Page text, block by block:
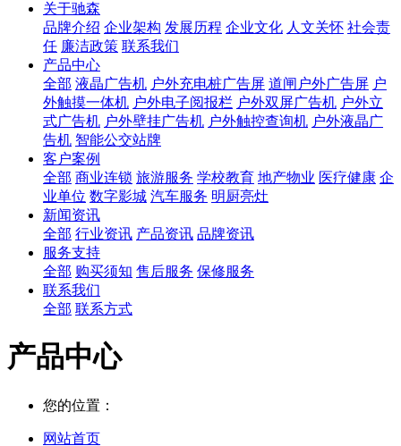
关于驰森
品牌介绍 企业架构 发展历程 企业文化 人文关怀 社会责
任 廉洁政策 联系我们
产品中心
全部 液晶广告机 户外充电桩广告屏 道闸户外广告屏 户
外触摸一体机 户外电子阅报栏 户外双屏广告机 户外立
式广告机 户外壁挂广告机 户外触控查询机 户外液晶广
告机 智能公交站牌
客户案例
全部 商业连锁 旅游服务 学校教育 地产物业 医疗健康 企
业单位 数字影城 汽车服务 明厨亮灶
新闻资讯
全部 行业资讯 产品资讯 品牌资讯
服务支持
全部 购买须知 售后服务 保修服务
联系我们
全部 联系方式
产品中心
您的位置：
网站首页